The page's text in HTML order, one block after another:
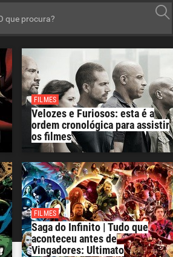
FILMES
Velozes e Furiosos: esta é a
ordem cronológica para assistir
os filmes
FILMES
Saga do Infinito | Tudo que
aconteceu antes de
Vingadores: Ultimato